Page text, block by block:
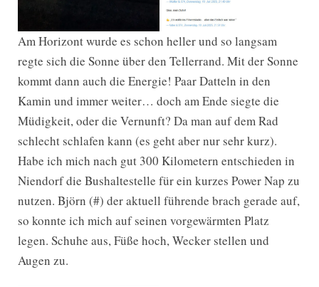
Am Horizont wurde es schon heller und so langsam
regte sich die Sonne über den Tellerrand. Mit der Sonne
kommt dann auch die Energie! Paar Datteln in den
Kamin und immer weiter… doch am Ende siegte die
Müdigkeit, oder die Vernunft? Da man auf dem Rad
schlecht schlafen kann (es geht aber nur sehr kurz).
Habe ich mich nach gut 300 Kilometern entschieden in
Niendorf die Bushaltestelle für ein kurzes Power Nap zu
nutzen. Björn (#) der aktuell führende brach gerade auf,
so konnte ich mich auf seinen vorgewärmten Platz
legen. Schuhe aus, Füße hoch, Wecker stellen und
Augen zu.